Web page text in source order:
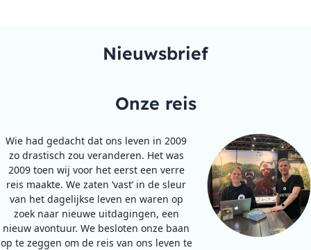
Nieuwsbrief
Onze reis
Wie had gedacht dat ons leven in 2009
zo drastisch zou veranderen. Het was
2009 toen wij voor het eerst een verre
reis maakte. We zaten ‘vast’ in de sleur
van het dagelijkse leven en waren op
zoek naar nieuwe uitdagingen, een
nieuw avontuur. We besloten onze baan
op te zeggen om de reis van ons leven te